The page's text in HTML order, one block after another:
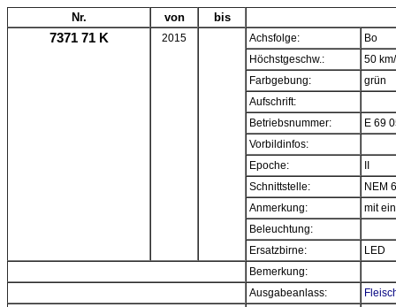
Nr. von bis
7371 71 K 2015 Achsfolge:
Bo
Höchstgeschw.:
50
Farbgebung:
grün
Aufschrift:
Betriebsnummer:
E 69
Vorbildinfos:
Epoche:
Schnittstelle:
NEM
Anmerkung:
mit
Beleuchtung:
Ersatzbirne:
LED
Bemerkung:
Ausgabeanlass: